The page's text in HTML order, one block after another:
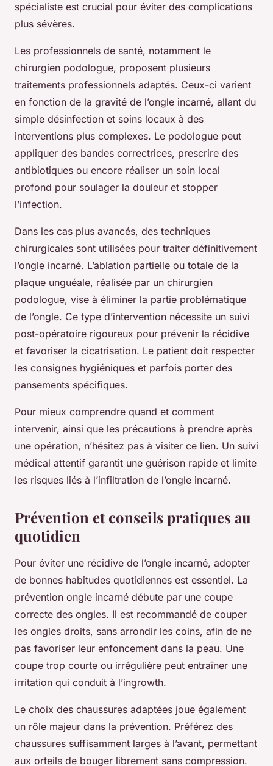
spécialiste est crucial pour éviter des complications
plus sévères.
Les professionnels de santé, notamment le
chirurgien podologue, proposent plusieurs
traitements professionnels adaptés. Ceux-ci varient
en fonction de la gravité de l’ongle incarné, allant du
simple désinfection et soins locaux à des
interventions plus complexes. Le podologue peut
appliquer des bandes correctrices, prescrire des
antibiotiques ou encore réaliser un soin local
profond pour soulager la douleur et stopper
l’infection.
Dans les cas plus avancés, des techniques
chirurgicales sont utilisées pour traiter définitivement
l’ongle incarné. L’ablation partielle ou totale de la
plaque unguéale, réalisée par un chirurgien
podologue, vise à éliminer la partie problématique
de l’ongle. Ce type d’intervention nécessite un suivi
post-opératoire rigoureux pour prévenir la récidive
et favoriser la cicatrisation. Le patient doit respecter
les consignes hygiéniques et parfois porter des
pansements spécifiques.
Pour mieux comprendre quand et comment
intervenir, ainsi que les précautions à prendre après
une opération, n’hésitez pas à visiter ce lien. Un suivi
médical attentif garantit une guérison rapide et limite
les risques liés à l’infiltration de l’ongle incarné.
Prévention et conseils pratiques au
quotidien
Pour éviter une récidive de l’ongle incarné, adopter
de bonnes habitudes quotidiennes est essentiel. La
prévention ongle incarné débute par une coupe
correcte des ongles. Il est recommandé de couper
les ongles droits, sans arrondir les coins, afin de ne
pas favoriser leur enfoncement dans la peau. Une
coupe trop courte ou irrégulière peut entraîner une
irritation qui conduit à l’ingrowth.
Le choix des chaussures adaptées joue également
un rôle majeur dans la prévention. Préférez des
chaussures suffisamment larges à l’avant, permettant
aux orteils de bouger librement sans compression.